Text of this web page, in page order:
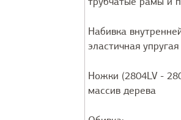
трубчатые рамы и
Набивка
эластичная
Ножки (2804LV -
массив дерева